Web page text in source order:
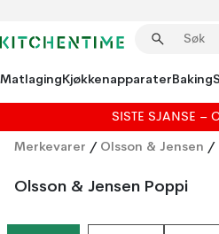
MatlagingKjøkkenapparaterBaking
SISTE SJANSE –
Merkevarer / Olsson & Jensen /
Olsson & Jensen Poppi